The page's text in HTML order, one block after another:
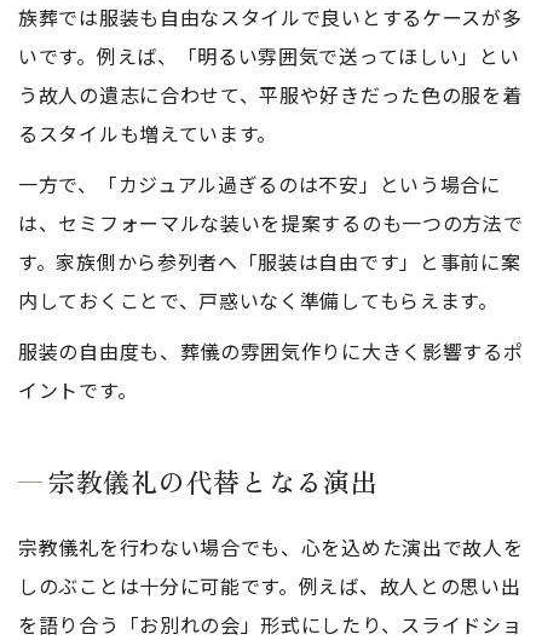
族葬では服装も自由なスタイルで良いとするケースが多
いです。例えば、「明るい雰囲気で送ってほしい」とい
う故人の遺志に合わせて、平服や好きだった色の服を着
るスタイルも増えています。
一方で、「カジュアル過ぎるのは不安」という場合に
は、セミフォーマルな装いを提案するのも一つの方法で
す。家族側から参列者へ「服装は自由です」と事前に案
内しておくことで、戸惑いなく準備してもらえます。
服装の自由度も、葬儀の雰囲気作りに大きく影響するポ
イントです。
宗教儀礼の代替となる演出
宗教儀礼を行わない場合でも、心を込めた演出で故人を
しのぶことは十分に可能です。例えば、故人との思い出
を語り合う「お別れの会」形式にしたり、スライドショ